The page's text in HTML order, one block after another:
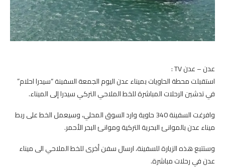
عدن – عدن TV :
استقبلت محطة الحاويات بميناء عدن اليوم الجمعة السفينة “سيدرا احلام”
في تدشين الرحلات المباشرة للخط الملاحي التركي سيدرا إلى الميناء.
وافرغت السفينة 340 حاوية وارد السوق المحلي، وسيعمل الخط على ربط
ميناء عدن بالموانئ البحرية التركية وموانئ البحر الأحمر.
وستتبع هذه الزيارة للسفينة، ارسال سفن أخرى للخط الملاحي الى ميناء
عدن في رحلات مباشرة.